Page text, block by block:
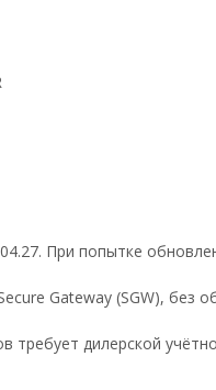
При попытке
Gateway (SGW), без
дилерской